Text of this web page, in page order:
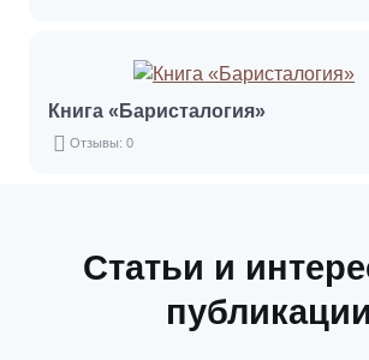
Книга «Баристалогия»
Отзывы: 0
Статьи и
публикации